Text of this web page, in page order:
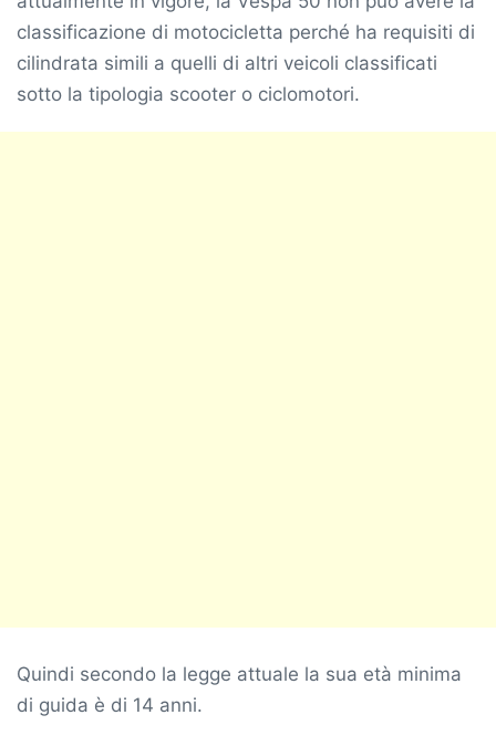
classificazione di motocicletta perché ha requisiti di
cilindrata simili a quelli di altri veicoli classificati
sotto la tipologia scooter o ciclomotori.
Quindi secondo la legge attuale la sua età minima
di guida è di 14 anni.